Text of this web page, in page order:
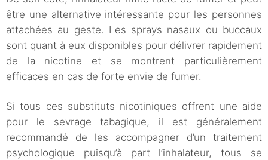
être une alternative intéressante pour les personnes
attachées au geste. Les sprays nasaux ou buccaux
sont quant à eux disponibles pour délivrer rapidement
de la nicotine et se montrent particulièrement
efficaces en cas de forte envie de fumer.
Si tous ces substituts nicotiniques offrent une aide
pour le sevrage tabagique, il est généralement
recommandé de les accompagner d’un traitement
psychologique puisqu’à part l’inhalateur, tous se